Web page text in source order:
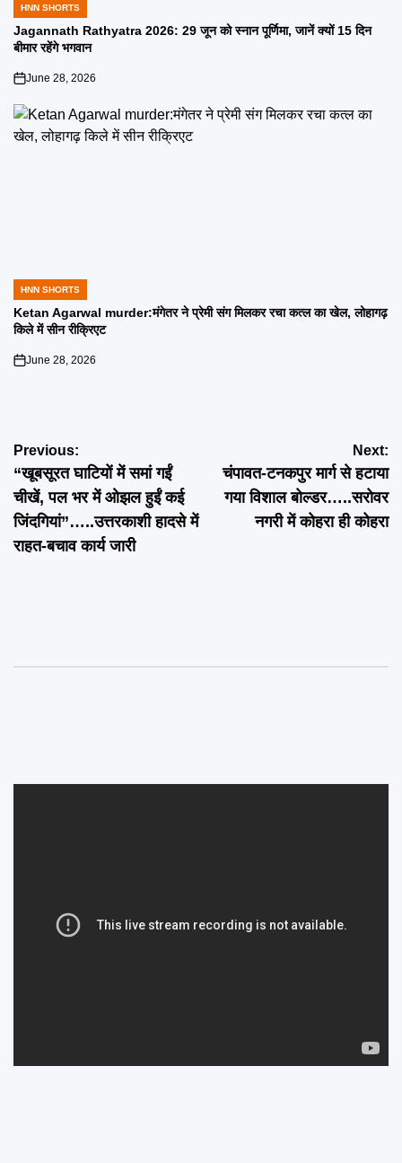
POSTED
IN
HNN SHORTS
Jagannath Rathyatra 2026: 29 जून को स्नान पूर्णिमा, जानें क्यों 15 दिन
बीमार रहेंगे भगवान
on
June 28, 2026
POSTED
IN
HNN SHORTS
Ketan Agarwal murder:मंगेतर ने प्रेमी संग मिलकर रचा कत्ल का खेल, लोहागढ़
किले में सीन रीक्रिएट
on
June 28, 2026
Post
navigation
Previous:
“खूबसूरत घाटियों में समां गईं
चीखें, पल भर में ओझल हुईं कई
जिंदगियां”…..उत्तरकाशी हादसे में
राहत-बचाव कार्य जारी
Next:
चंपावत-टनकपुर मार्ग से हटाया
गया विशाल बोल्डर…..सरोवर
नगरी में कोहरा ही कोहरा